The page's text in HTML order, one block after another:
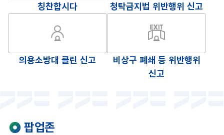
칭찬합시다 청탁금지법 위반행위 신고
의용소방대 클린 신고
비상구 폐쇄 등 위반행위
신고
팝업존